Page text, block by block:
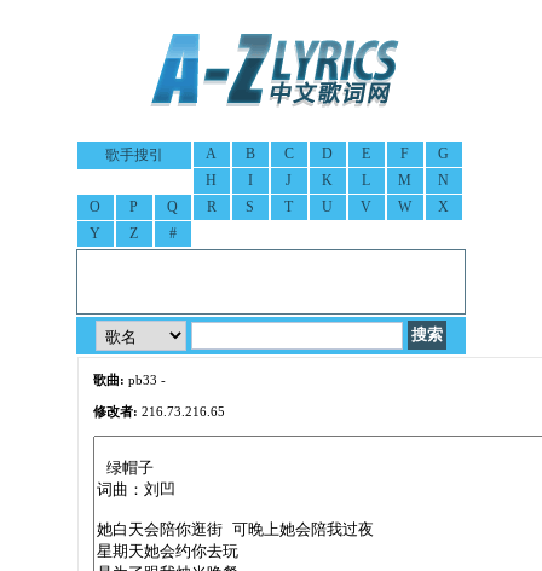
歌手搜引 A B C D E F
G
H
I J K L M
N
O
P Q R S T U V W
X
Y
Z #
歌曲: pb33 -
修改者: 216.73.216.65